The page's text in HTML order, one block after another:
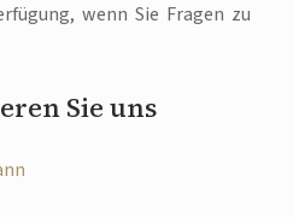
wenn Sie Fragen zu
Sie uns